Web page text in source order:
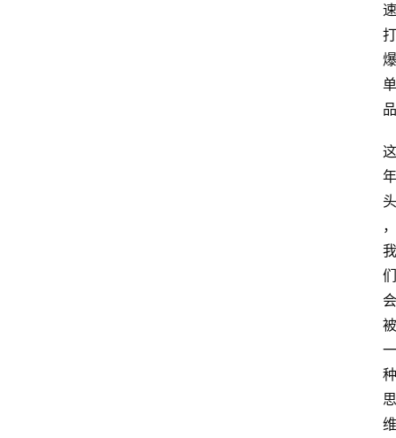
速
打
爆
单
品
这
年
头
，
我
们
会
被
一
种
思
维